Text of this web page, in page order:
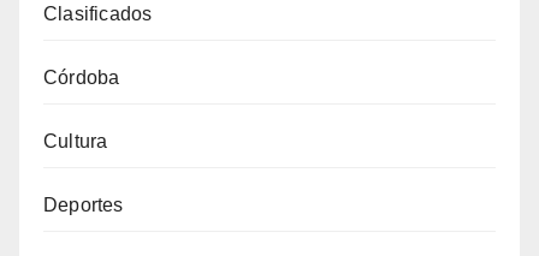
Clasificados
Córdoba
Cultura
Deportes